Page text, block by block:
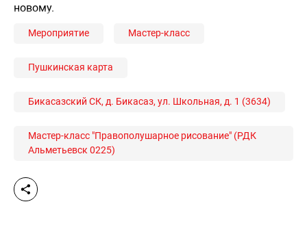
новому.
Мероприятие Мастер-класс
Пушкинская карта
Бикасазский СК, д. Бикасаз, ул. Школьная, д. 1 (3634)
Мастер-класс "Правополушарное рисование" (РДК
Альметьевск 0225)